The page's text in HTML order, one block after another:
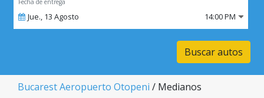
Fecha de entrega
Jue., 13 Agosto 14:00 PM
Buscar autos
Bucarest Aeropuerto Otopeni / Medianos